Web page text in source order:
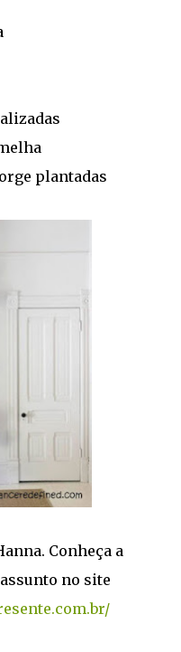
plantadas
Conheça a
no site